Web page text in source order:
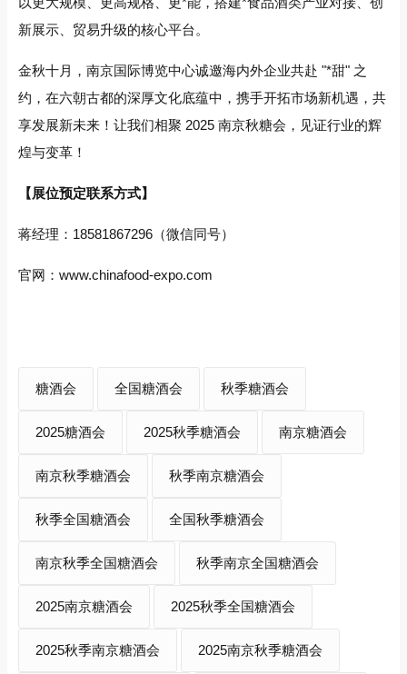
新展示、贸易升级的核心平台。
金秋十月，南京国际博览中心诚邀海内外企业共赴 "*甜" 之
约，在六朝古都的深厚文化底蕴中，携手开拓市场新机遇，共
享发展新未来！让我们相聚 2025 南京秋糖会，见证行业的辉
煌与变革！
【展位预定联系方式】
蒋经理：18581867296（微信同号）
官网：www.chinafood-expo.com
糖酒会 全国糖酒会 秋季糖酒会
2025糖酒会 2025秋季糖酒会 南京糖酒会
南京秋季糖酒会 秋季南京糖酒会
秋季全国糖酒会 全国秋季糖酒会
南京秋季全国糖酒会 秋季南京全国糖酒会
2025南京糖酒会 2025秋季全国糖酒会
2025秋季南京糖酒会 2025南京秋季糖酒会